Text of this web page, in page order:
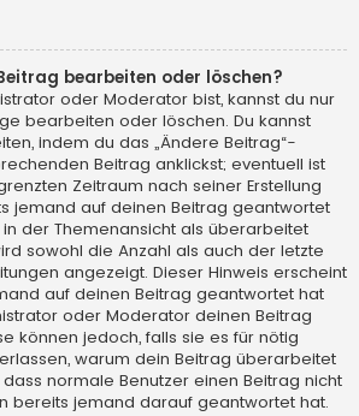
bearbeiten oder löschen?
oder Moderator bist, kannst du nur
bearbeiten oder löschen. Du kannst
indem du das „Ändere Beitrag“-
Beitrag anklickst; eventuell ist
Zeitraum nach seiner Erstellung
jemand auf deinen Beitrag geantwortet
der Themenansicht als überarbeitet
sowohl die Anzahl als auch der letzte
angezeigt. Dieser Hinweis erscheint
auf deinen Beitrag geantwortet hat
oder Moderator deinen Beitrag
können jedoch, falls sie es für nötig
warum dein Beitrag überarbeitet
normale Benutzer einen Beitrag nicht
bereits jemand darauf geantwortet hat.